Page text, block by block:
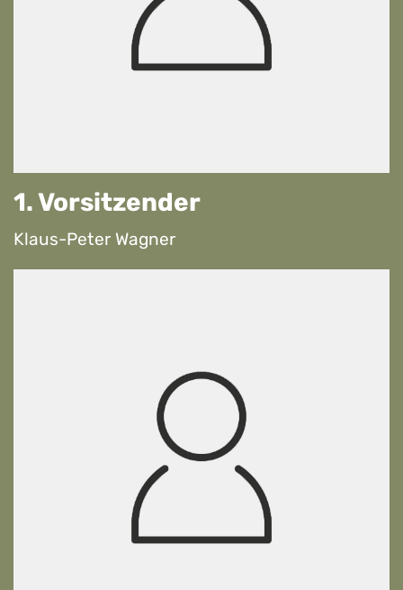
1. Vorsitzender
Klaus-Peter Wagner